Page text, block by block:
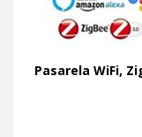
Pasarela WiFi,